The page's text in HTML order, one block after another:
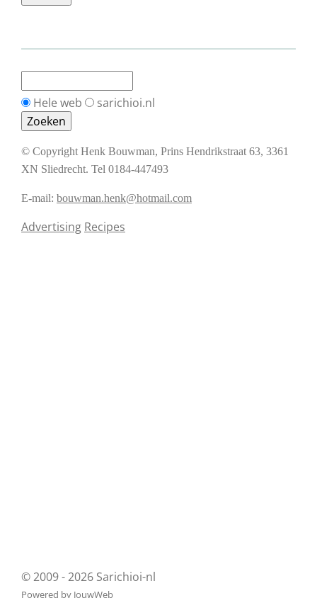
Hele web sarichioi.nl
© Copyright Henk Bouwman, Prins Hendrikstraat 63, 3361
XN Sliedrecht. Tel 0184-447493
E-mail: bouwman.henk@hotmail.com
Advertising Recipes
© 2009 - 2026 Sarichioi-nl
Powered by JouwWeb